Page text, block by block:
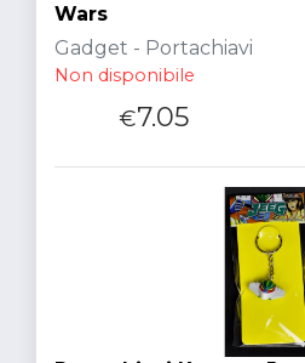
Wars
Gadget - Portachiavi
Non disponibile
€7.05